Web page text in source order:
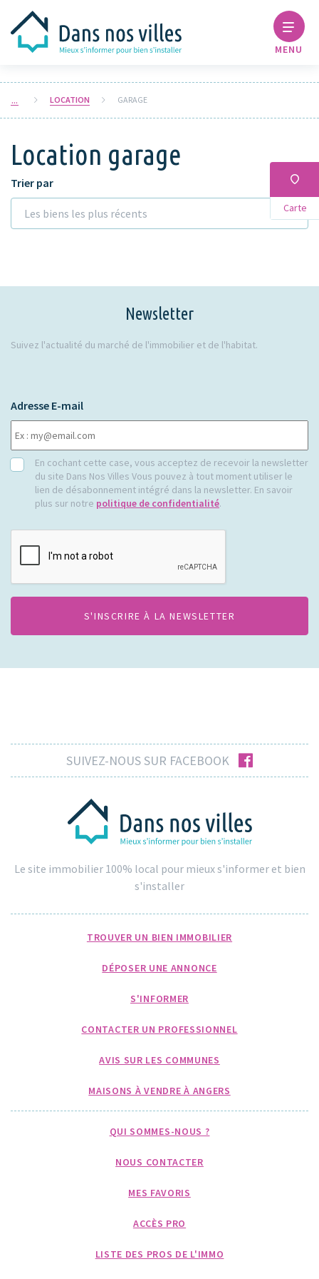
MENU
LOCATION GARAGE
Location garage
Carte
Trier par
Les biens les plus récents
Newsletter
Suivez l'actualité du marché de l'immobilier et de l'habitat.
Adresse E-mail
RGPDEn cochant cette case, vous acceptez de recevoir la newsletter
du site Dans Nos Villes Vous pouvez à tout moment utiliser le
lien de désabonnement intégré dans la newsletter. En savoir
plus sur notre politique de confidentialité.
SUIVEZ-NOUS SUR FACEBOOK facebook
Le site immobilier 100% local pour mieux s'informer et bien
s'installer
TROUVER UN BIEN IMMOBILIER
DÉPOSER UNE ANNONCE
S'INFORMER
CONTACTER UN PROFESSIONNEL
AVIS SUR LES COMMUNES
MAISONS À VENDRE À ANGERS
QUI SOMMES-NOUS ?
NOUS CONTACTER
MES FAVORIS
ACCÈS PRO
LISTE DES PROS DE L'IMMO